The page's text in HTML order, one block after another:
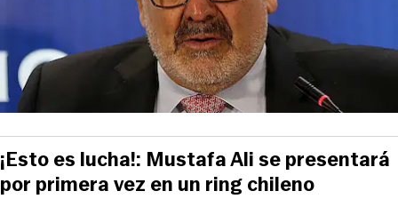
¡Esto es lucha!: Mustafa Ali se presentará
por primera vez en un ring chileno